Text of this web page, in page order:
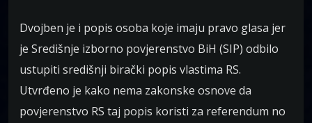
Dvojben je i popis osoba koje imaju pravo glasa jer
je Središnje izborno povjerenstvo BiH (SIP) odbilo
ustupiti središnji birački popis vlastima RS.
Utvrđeno je kako nema zakonske osnove da
povjerenstvo RS taj popis koristi za referendum no